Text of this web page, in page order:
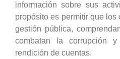
información sobre sus
propósito es permitir que
gestión pública,
combatan la corrupción
rendición de cuentas.